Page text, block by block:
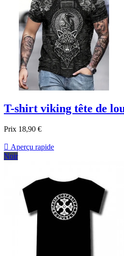
T-shirt viking tête de
Prix 18,90 €
 Aperçu rapide
Noir